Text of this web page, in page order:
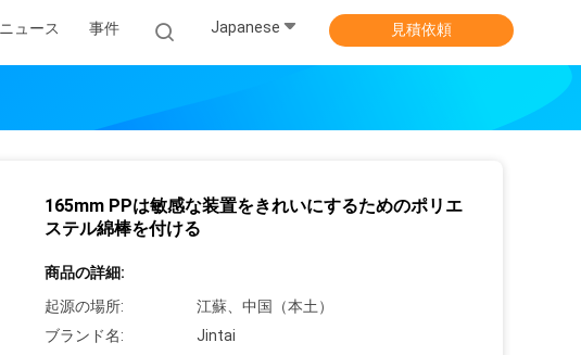
ニュース 事件 Japanese 見積依頼
165mm PPは敏感な装置をきれいにするためのポリエ
ステル綿棒を付ける
商品の詳細:
起源の場所:
江蘇、中国（本土）
ブランド名:
Jintai